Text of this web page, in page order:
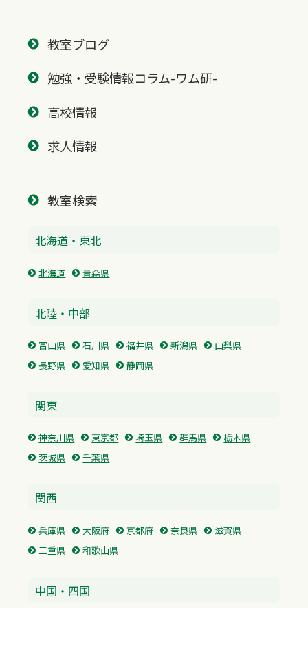
教室ブログ
勉強・受験情報コラム-ワム研-
高校情報
求人情報
教室検索
北海道・東北
北海道 青森県
北陸・中部
富山県 石川県 福井県 新潟県
山梨県
長野県
愛知県 静岡県
関東
神奈川県 東京都 埼玉県 群馬県
栃木県
茨城県
千葉県
関西
兵庫県 大阪府 京都府 奈良県
滋賀県
三重県
和歌山県
中国・四国